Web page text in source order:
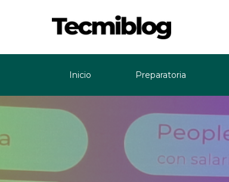
Inicio Preparatoria